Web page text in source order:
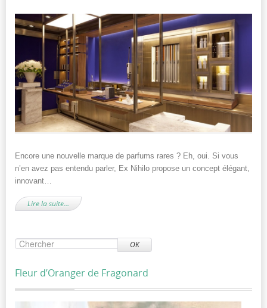
Encore une nouvelle marque de parfums rares ? Eh, oui. Si vous
n’en avez pas entendu parler, Ex Nihilo propose un concept élégant,
innovant…
Lire la suite…
OK
Fleur d’Oranger de Fragonard